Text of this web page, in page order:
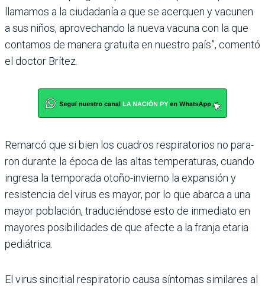
llamamos a la ciudadanía a que se acerquen y vacunen
a sus niños, aprovechando la nueva vacuna con la que
con­tamos de manera gratuita en nuestro país”, comentó
el doc­tor Brítez.
Remarcó que si bien los cua­dros respiratorios no para­
ron durante la época de las altas temperaturas, cuando
ingresa la temporada oto­ño-invierno la expansión y
resistencia del virus es mayor, por lo que abarca a una
mayor población, traduciéndose esto de inmediato en
mayores posibilidades de que afecte a la franja etaria
pediátrica.
El virus sincitial respirato­rio causa síntomas similares al